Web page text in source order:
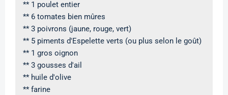
** 1 poulet entier
** 6 tomates bien mûres
** 3 poivrons (jaune, rouge, vert)
** 5 piments d'Espelette verts (ou plus selon le goût)
** 1 gros oignon
** 3 gousses d'ail
** huile d'olive
** farine